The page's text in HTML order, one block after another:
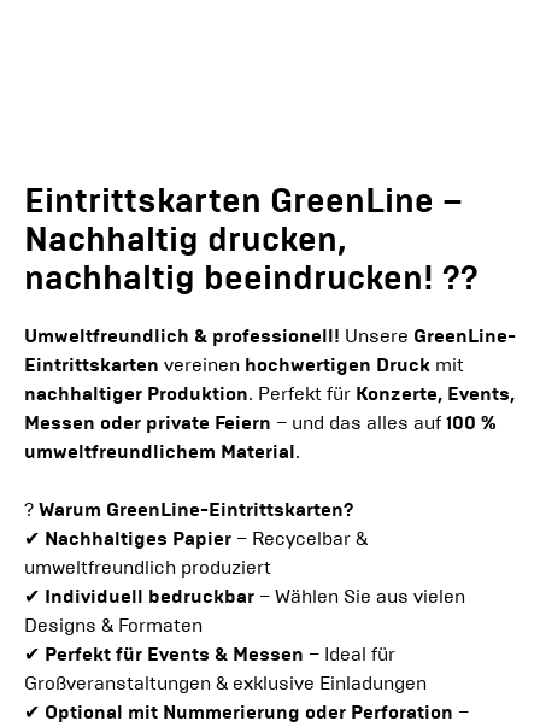
Eintrittskarten GreenLine –
Nachhaltig drucken,
nachhaltig beeindrucken! ?️?
Umweltfreundlich & professionell! Unsere GreenLine-
Eintrittskarten vereinen hochwertigen Druck mit
nachhaltiger Produktion. Perfekt für Konzerte, Events,
Messen oder private Feiern – und das alles auf 100 %
umweltfreundlichem Material.
? Warum GreenLine-Eintrittskarten?
✔ Nachhaltiges Papier – Recycelbar &
umweltfreundlich produziert
✔ Individuell bedruckbar – Wählen Sie aus vielen
Designs & Formaten
✔ Perfekt für Events & Messen – Ideal für
Großveranstaltungen & exklusive Einladungen
✔ Optional mit Nummerierung oder Perforation –